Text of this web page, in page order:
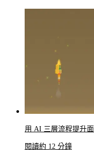
用 AI 三層流程提升
閱讀約 12 分鐘